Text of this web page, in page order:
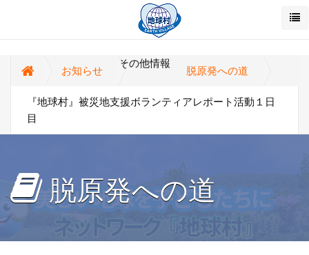
お知らせ
その他情報
脱原発への道
『地球村』被災地支援ボランティアレポート活動１日
目
脱原発への道